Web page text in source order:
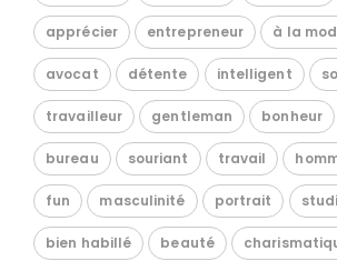
apprécier entrepreneur à la
avocat détente intelligent
travailleur gentleman bonheur
bureau souriant travail
fun masculinité portrait
bien habillé beauté